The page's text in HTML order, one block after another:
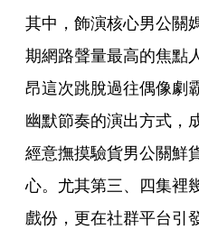
其中，飾演核心男公關
期網路聲量最高的焦點
昂這次跳脫過往偶像劇
幽默節奏的演出方式，
經意撫摸驗貨男公關鮮
心。尤其第三、四集裡
戲份，更在社群平台引